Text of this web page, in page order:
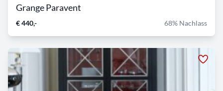
Grange Paravent
€ 440,- 68% Nachlass